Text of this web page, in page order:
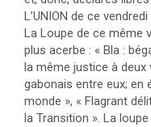
L’UNION de ce
La Loupe de ce même
plus acerbe : « Bla :
la même justice à
gabonais entre eux; en
monde », « Flagrant
la Transition ». La